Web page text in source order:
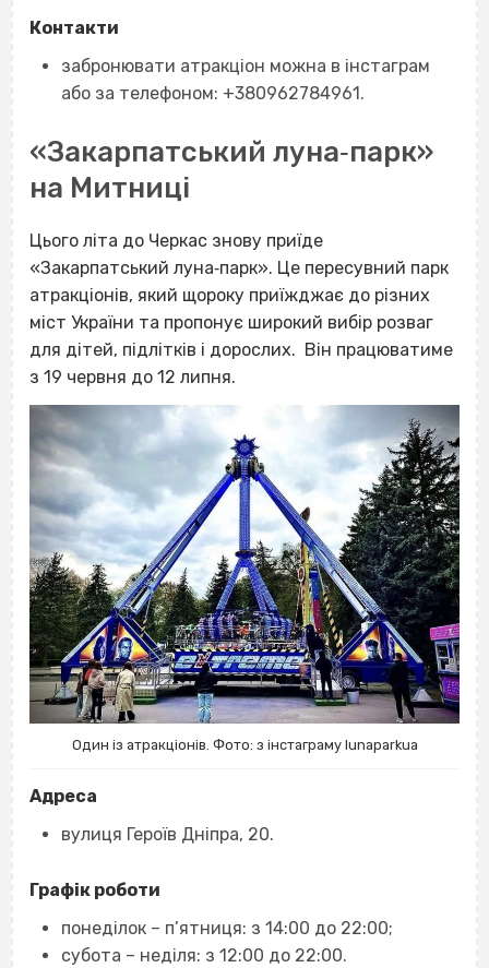
Контакти
забронювати атракціон можна в інстаграм
або за телефоном: +380962784961.
«Закарпатський луна‐парк»
на Митниці
Цього літа до Черкас знову приїде
«Закарпатський луна‐парк». Це пересувний парк
атракціонів, який щороку приїжджає до різних
міст України та пропонує широкий вибір розваг
для дітей, підлітків і дорослих. Він працюватиме
з 19 червня до 12 липня.
Один із атракціонів. Фото: з інстаграму lunaparkua
Адреса
вулиця Героїв Дніпра, 20.
Графік роботи
понеділок – п’ятниця: з 14:00 до 22:00;
субота – неділя: з 12:00 до 22:00.